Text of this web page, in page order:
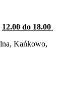
12.00 do 18.00
Kańkowo,